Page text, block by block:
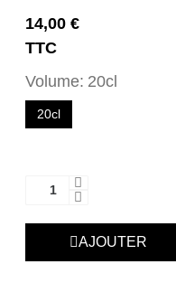
14,00 €
TTC
Volume 20cl
20cl
AJOUTER